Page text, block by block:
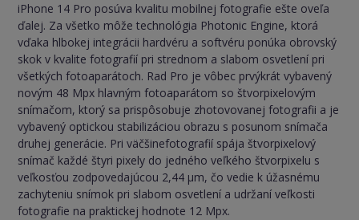
iPhone 14 Pro posúva kvalitu mobilnej fotografie ešte oveľa
ďalej. Za všetko môže technológia Photonic Engine, ktorá
vďaka hlbokej integrácii hardvéru a softvéru ponúka obrovský
skok v kvalite fotografií pri strednom a slabom osvetlení pri
všetkých fotoaparátoch. Rad Pro je vôbec prvýkrát vybavený
novým 48 Mpx hlavným fotoaparátom so štvorpixelovým
snímačom, ktorý sa prispôsobuje zhotovovanej fotografii a je
vybavený optickou stabilizáciou obrazu s posunom snímača
druhej generácie. Pri väčšinefotografií spája štvorpixelový
snímač každé štyri pixely do jedného veľkého štvorpixelu s
veľkosťou zodpovedajúcou 2,44 µm, čo vedie k úžasnému
zachyteniu snímok pri slabom osvetlení a udržaní veľkosti
fotografie na praktickej hodnote 12 Mpx.